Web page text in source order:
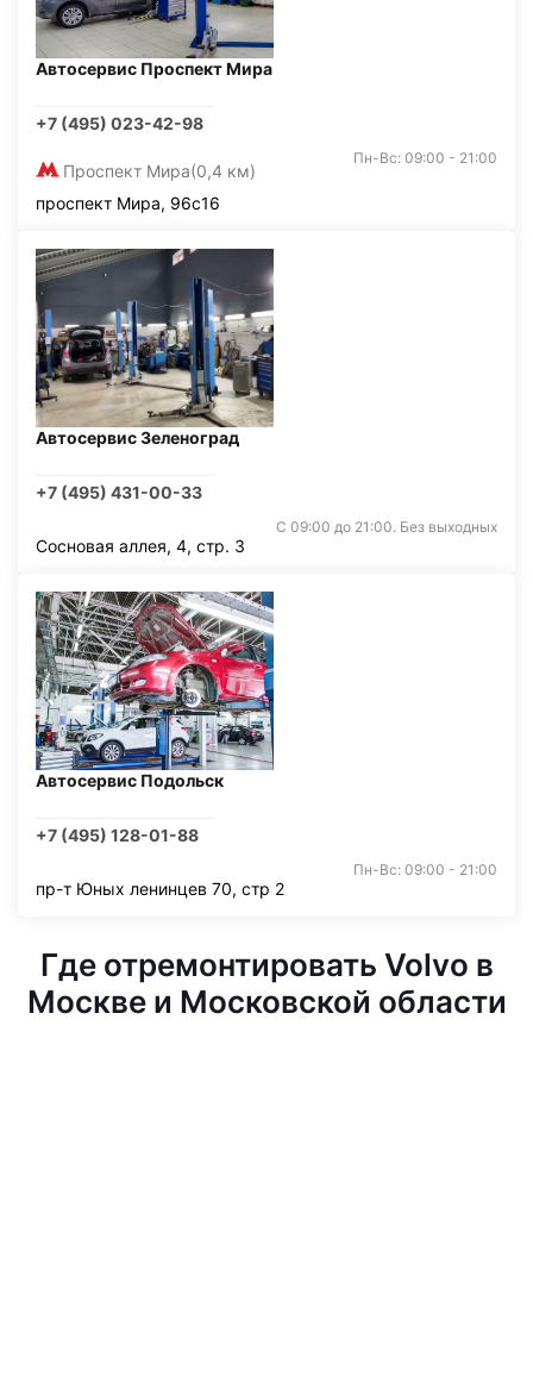
Автосервис Проспект Мира
+7 (495) 023-42-98
Проспект Мира(0,4 км)
Пн-Вс: 09:00 - 21:00
проспект Мира, 96с16
Автосервис Зеленоград
+7 (495) 431-00-33
С 09:00 до 21:00. Без выходных
Сосновая аллея, 4, стр. 3
Автосервис Подольск
+7 (495) 128-01-88
Пн-Вс: 09:00 - 21:00
пр-т Юных ленинцев 70, стр 2
Где отремонтировать Volvo в
Москве и Московской области